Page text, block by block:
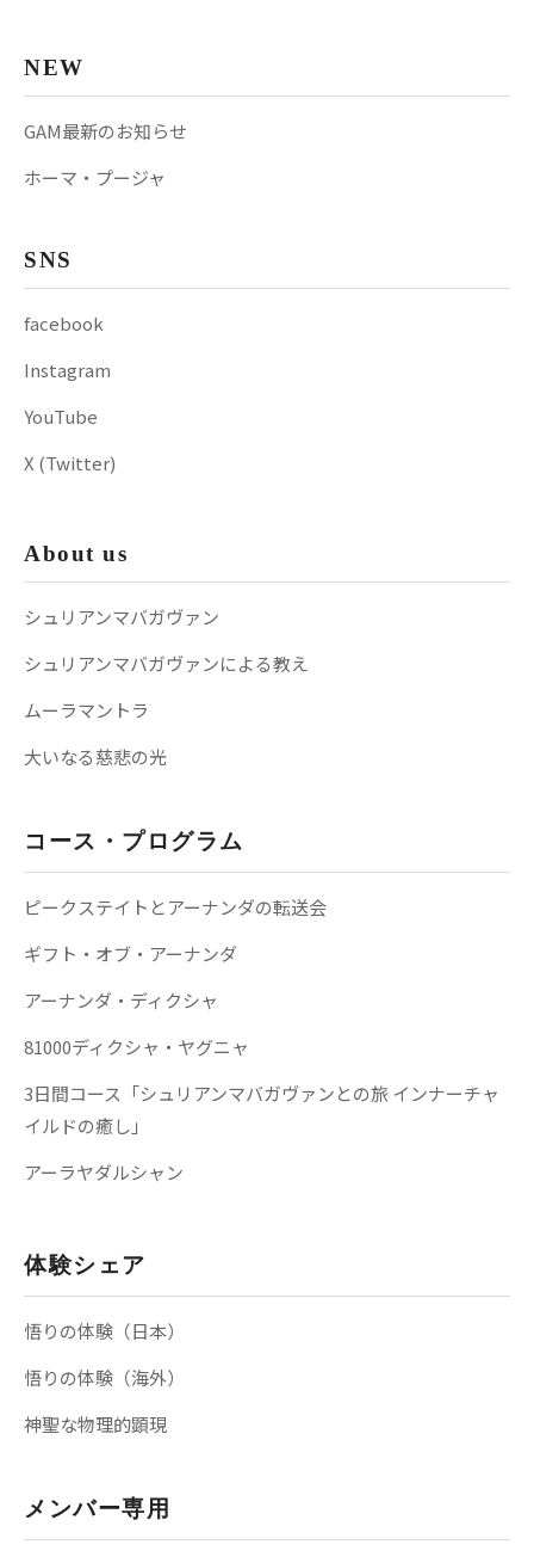
NEW
GAM最新のお知らせ
ホーマ・プージャ
SNS
facebook
Instagram
YouTube
X (Twitter)
About us
シュリアンマバガヴァン
シュリアンマバガヴァンによる教え
ムーラマントラ
大いなる慈悲の光
コース・プログラム
ピークステイトとアーナンダの転送会
ギフト・オブ・アーナンダ
アーナンダ・ディクシャ
81000ディクシャ・ヤグニャ
3日間コース「シュリアンマバガヴァンとの旅 インナーチャ
イルドの癒し」
アーラヤダルシャン
体験シェア
悟りの体験（日本）
悟りの体験（海外）
神聖な物理的顕現
メンバー専用